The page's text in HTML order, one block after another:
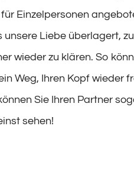
Einzelpersonen
unsere Liebe überlagert, zu
wieder zu klären. So
Weg, Ihren Kopf wieder
Sie Ihren Partner
sehen!